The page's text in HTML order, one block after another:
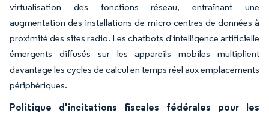
virtualisation des fonctions réseau, entraînant une
augmentation des installations de micro-centres de données à
proximité des sites radio. Les chatbots d'intelligence artificielle
émergents diffusés sur les appareils mobiles multiplient
davantage les cycles de calcul en temps réel aux emplacements
périphériques.
Politique d'incitations fiscales fédérales pour les